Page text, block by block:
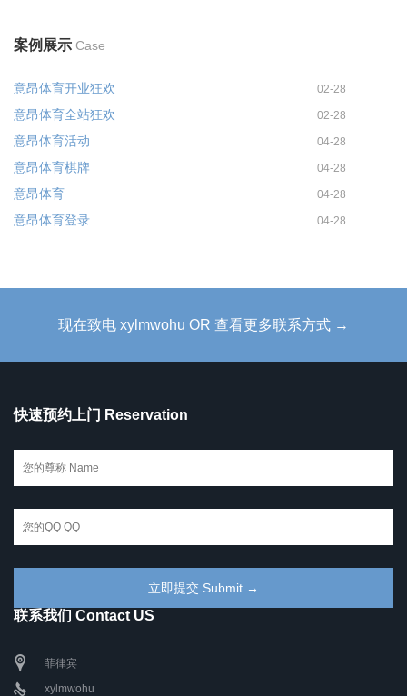
案例展示 Case
意昂体育开业狂欢 02-28
意昂体育全站狂欢 02-28
意昂体育活动 04-28
意昂体育棋牌 04-28
意昂体育 04-28
意昂体育登录 04-28
现在致电 xylmwohu OR 查看更多联系方式 →
快速预约上门 Reservation
联系我们 Contact US
菲律宾
xylmwohu